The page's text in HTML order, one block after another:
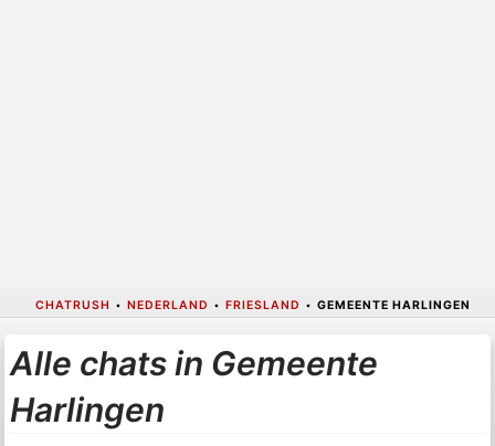
CHATRUSH • NEDERLAND • FRIESLAND • GEMEENTE HARLINGEN
Alle chats in Gemeente
Harlingen